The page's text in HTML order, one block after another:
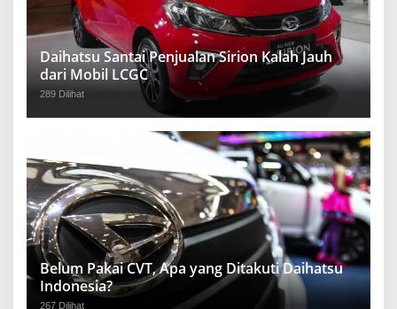
Daihatsu Santai Penjualan Sirion Kalah Jauh
dari Mobil LCGC
289 Dilihat
Belum Pakai CVT, Apa yang Ditakuti Daihatsu
Indonesia?
267 Dilihat